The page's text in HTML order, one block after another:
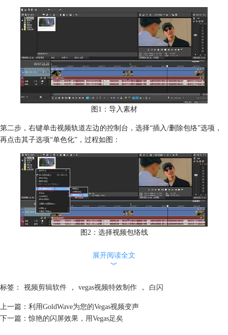
图1：导入素材
第二步，右键单击视频轨道左边的控制台，选择“插入/删除包络”选项，
再点击其子选项“单色化”，过程如图：
图2：选择视频包络线
此时视频轨道中间会出现一条横线，该线就是调节视频黑白度的线，如
图3：包络线效果图
展开阅读全文
︾
标签： 视频剪辑软件 ， vegas视频特效制作 ， 白闪
上一篇： 利用GoldWave为您的Vegas视频变声
下一篇：惊艳的闪屏效果，用Vegas足矣